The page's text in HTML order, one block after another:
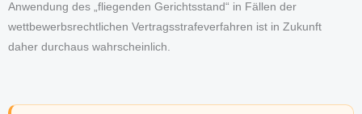
Anwendung des „fliegenden Gerichtsstand“ in Fällen der
wettbewerbsrechtlichen Vertragsstrafeverfahren ist in Zukunft
daher durchaus wahrscheinlich.